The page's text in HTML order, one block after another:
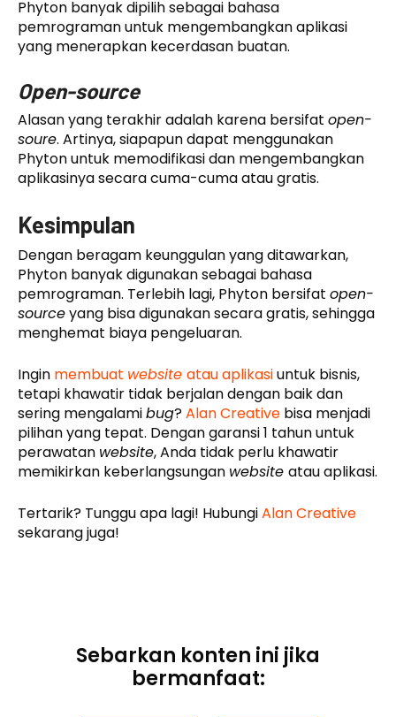
Phyton banyak dipilih sebagai bahasa
pemrograman untuk mengembangkan aplikasi
yang menerapkan kecerdasan buatan.
Open-source
Alasan yang terakhir adalah karena bersifat open-
soure. Artinya, siapapun dapat menggunakan
Phyton untuk memodifikasi dan mengembangkan
aplikasinya secara cuma-cuma atau gratis.
Kesimpulan
Dengan beragam keunggulan yang ditawarkan,
Phyton banyak digunakan sebagai bahasa
pemrograman. Terlebih lagi, Phyton bersifat open-
sourceyang bisa digunakan secara gratis, sehingga
menghemat biaya pengeluaran.
Ingin membuat website atau aplikasiuntuk bisnis,
tetapi khawatir tidak berjalan dengan baik dan
sering mengalamibug?Alan Creative bisa menjadi
pilihan yang tepat. Dengan garansi 1 tahun untuk
perawatan website, Anda tidak perlu khawatir
memikirkan keberlangsungan website atau aplikasi.
Tertarik? Tunggu apa lagi! HubungiAlan Creative
sekarang juga!
Sebarkan konten ini jika
bermanfaat: